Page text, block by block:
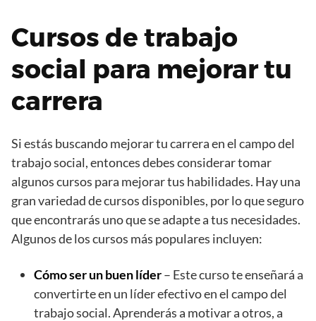
Cursos de trabajo
social para mejorar tu
carrera
Si estás buscando mejorar tu carrera en el campo del
trabajo social, entonces debes considerar tomar
algunos cursos para mejorar tus habilidades. Hay una
gran variedad de cursos disponibles, por lo que seguro
que encontrarás uno que se adapte a tus necesidades.
Algunos de los cursos más populares incluyen:
Cómo ser un buen líder– Este curso te enseñará a
convertirte en un líder efectivo en el campo del
trabajo social. Aprenderás a motivar a otros, a